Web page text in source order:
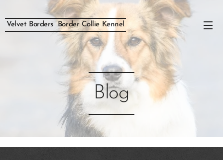
Velvet Borders Border Collie Kennel
Blog